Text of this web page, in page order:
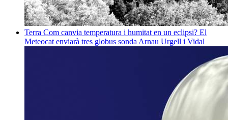
Terra Com canvia temperatura i humitat en un eclipsi? El
Meteocat enviarà tres globus sonda Arnau Urgell i Vidal